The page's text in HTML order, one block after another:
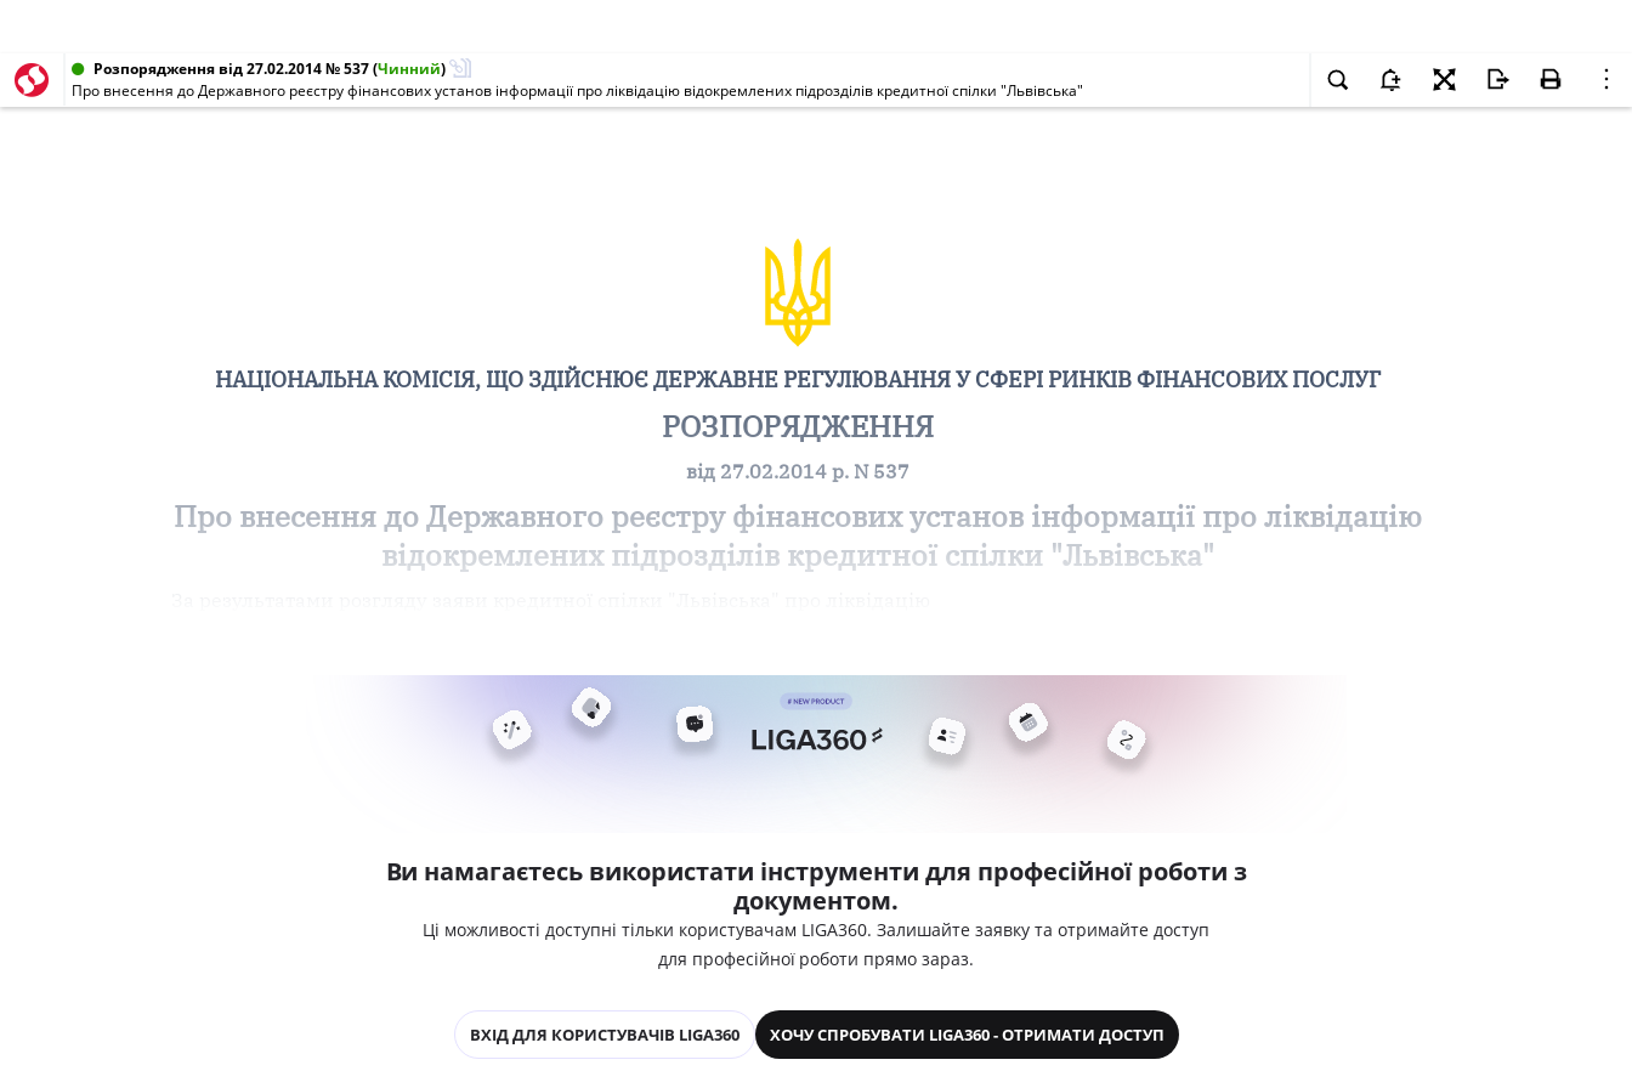
Розпорядження від 27.02.2014 № 537(Чинний)
Про внесення до Державного реєстру фінансових установ інформації про ліквідацію відокремлених підрозділів кредитної спілки "Львівська"
НАЦІОНАЛЬНА КОМІСІЯ, ЩО ЗДІЙСНЮЄ ДЕРЖАВНЕ РЕГУЛЮВАННЯ У СФЕРІ РИНКІВ ФІНАНСОВИХ ПОСЛУГ
РОЗПОРЯДЖЕННЯ
від 27.02.2014 р. N 537
Про внесення до Державного реєстру фінансових установ інформації про ліквідацію
відокремлених підрозділів кредитної спілки "Львівська"
Ви намагаєтесь використати інструменти для професійної роботи з
документом.
Ці можливості доступні тільки користувачам LIGA360. Залишайте заявку та отримайте доступ
для професійної роботи прямо зараз.
ВХІД ДЛЯ КОРИСТУВАЧІВ LIGA360 ХОЧУ СПРОБУВАТИ LIGA360 - ОТРИМАТИ ДОСТУП